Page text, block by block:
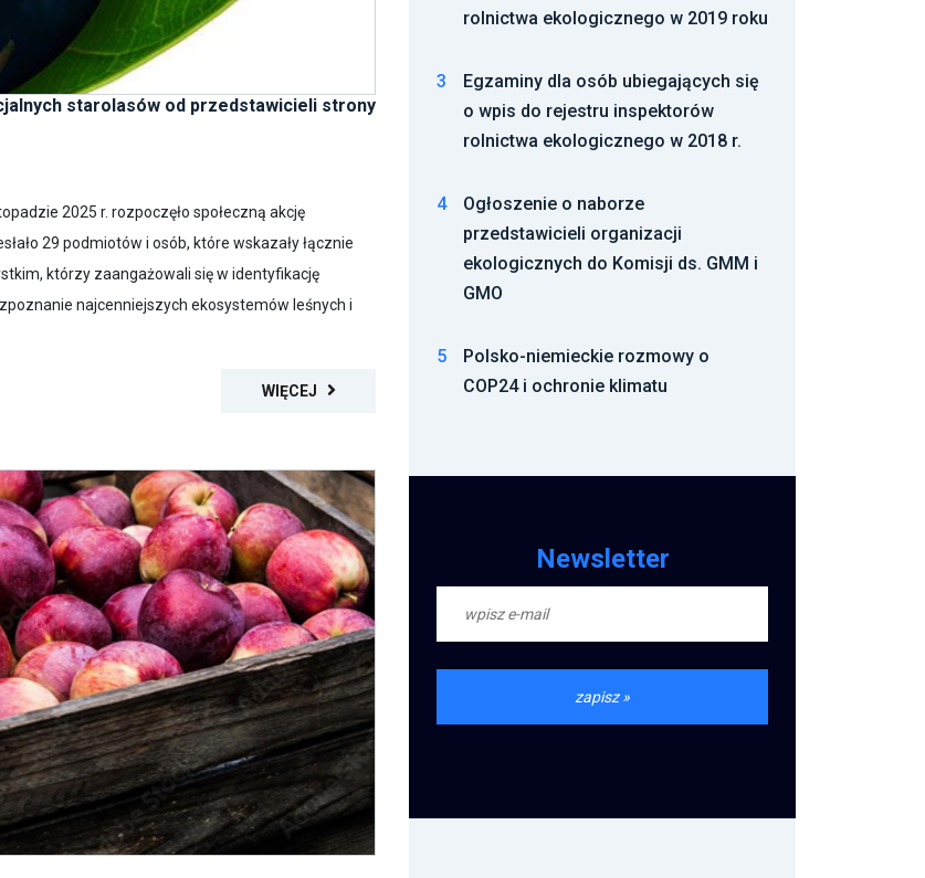
starolasów od przedstawicieli strony
2025 r. rozpoczęło społeczną akcję
29 podmiotów i osób, które wskazały łącznie
którzy zaangażowali się w identyfikację
najcenniejszych ekosystemów leśnych i
WIĘCEJ
rolnictwa ekologicznego w 2019 roku
3
Egzaminy dla osób ubiegających się
o wpis do rejestru inspektorów
rolnictwa ekologicznego w 2018 r.
4
Ogłoszenie o naborze
przedstawicieli organizacji
ekologicznych do Komisji ds. GMM i
GMO
5
Polsko-niemieckie rozmowy o
COP24 i ochronie klimatu
Newsletter